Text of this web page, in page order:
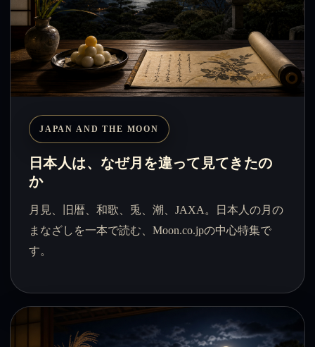
JAPAN AND THE MOON
日本人は、なぜ月を違って見てきたの
か
月見、旧暦、和歌、兎、潮、JAXA。日本人の月の
まなざしを一本で読む、Moon.co.jpの中心特集で
す。